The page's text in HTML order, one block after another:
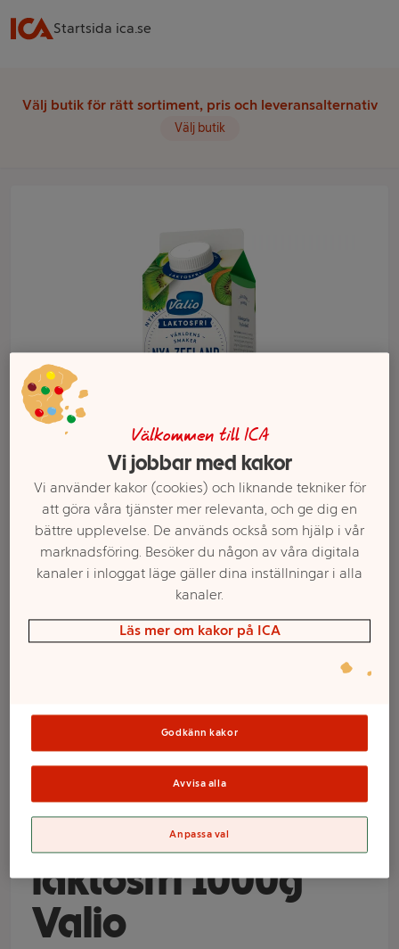
Startsida ica.se
Välj butik för rätt sortiment, pris och leveransalternativ
Välj butik
Yoghurt Världens
smak Nya
Zeeland Äpple
Kiwi Lime
laktosfri 1000g
Valio
Välj butik och handla
Sortimentet kan variera mellan butikerna
Välkommen till ICA
Vi jobbar med kakor
Vi använder kakor (cookies) och liknande tekniker för
att göra våra tjänster mer relevanta, och ge dig en
bättre upplevelse. De används också som hjälp i vår
marknadsföring. Besöker du någon av våra digitala
kanaler i inloggat läge gäller dina inställningar i alla
kanaler.
Läs mer om kakor på ICA
Godkänn kakor
Avvisa alla
Anpassa val